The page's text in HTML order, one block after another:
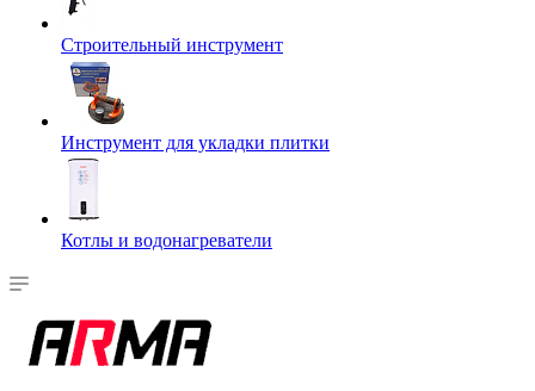
Строительный инструмент
Инструмент для укладки плитки
Котлы и водонагреватели